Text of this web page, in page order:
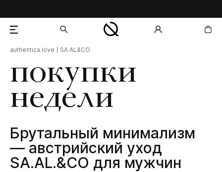
покупки
недели
Брутальный минимализм
— австрийский уход
SA.AL.&CO для мужчин
authentica.love SA.AL&CO